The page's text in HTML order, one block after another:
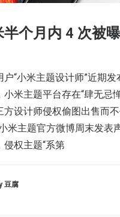
半个月内 4 次被
户“小米主题设计师”近期发
小米主题平台存在“肆无忌
方设计师侵权偷图出售而
米主题官方微博周末发表
侵权主题“系第
豆腐